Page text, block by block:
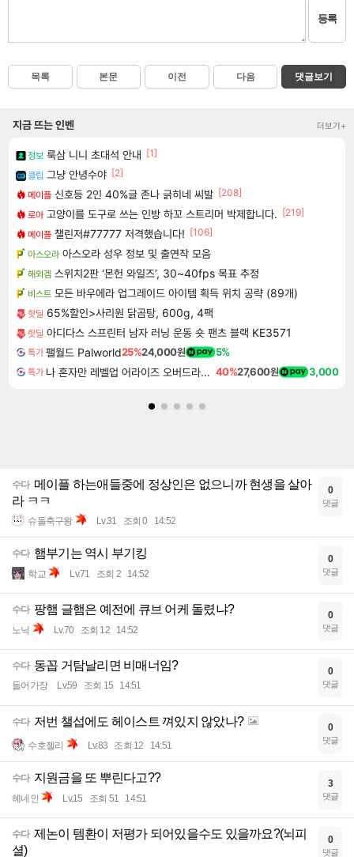
등록
목록 본문 이전 다음 댓글보기
지금 뜨는 인벤 더보기+
정보 룩삼 니니 초대석 안내 [1]
클립 그냥 안녕수야 [2]
메이플 신호등 2인 40%글 존나 긁히네 씨발 [208]
로아 고양이를 도구로 쓰는 인방 하꼬 스트리머 박제합니다. [219]
메이플 챌린저#77777 저격했습니다! [106]
아스오라 아스오라 성우 정보 및 출연작 모음
해외겜 스위치2판 ‘몬헌 와일즈’, 30~40fps 목표 추정
비스트 모든 바우에라 업그레이드 아이템 획득 위치 공략 (89개)
핫딜 65%할인>사리원 닭곰탕, 600g, 4팩
핫딜 아디다스 스프린터 남자 러닝 운동 숏 팬츠 블랙 KE3571
특가 팰월드 Palworld25%24,000원 5%
특가 나 혼자만 레벨업 어라이즈 오버드라이브 Solo Leveling Arise 40%27,600원 3,000
수다 메이플 하는애들중에 정상인은 없으니까 현생을 살아
라 ㅋㅋ
슈돌축구왕 Lv.31 조회 0 14:52
0
댓글
수다 햄부기는 역시 부기킹
학교 Lv.71 조회 2 14:52
0
댓글
수다 팡햄 글햄은 예전에 큐브 어케 돌렸냐?
노닉 Lv.70 조회 12 14:52
0
댓글
수다 동꼽 거탐날리면 비매너임?
들어가장 Lv.59 조회 15 14:51
0
댓글
수다 저번 챌섭에도 헤이스트 껴있지 않았나?
수호젤리 Lv.83 조회 12 14:51
0
댓글
수다 지원금을 또 뿌린다고??
헤네인 Lv.15 조회 51 14:51
3
댓글
수다 제논이 템환이 저평가 되어있을수도 있을까요?(뇌피
셜)
0
댓글